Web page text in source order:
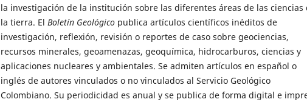
la investigación de la institución sobre las diferentes áreas de las ciencias
la tierra. El Boletín Geológico publica artículos científicos inéditos de
investigación, reflexión, revisión o reportes de caso sobre geociencias,
recursos minerales, geoamenazas, geoquímica, hidrocarburos, ciencias y
aplicaciones nucleares y ambientales. Se admiten artículos en español o
inglés de autores vinculados o no vinculados al Servicio Geológico
Colombiano. Su periodicidad es anual y se publica de forma digital e